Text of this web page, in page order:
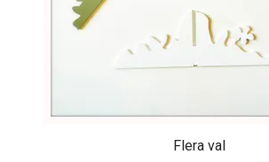
Flera val